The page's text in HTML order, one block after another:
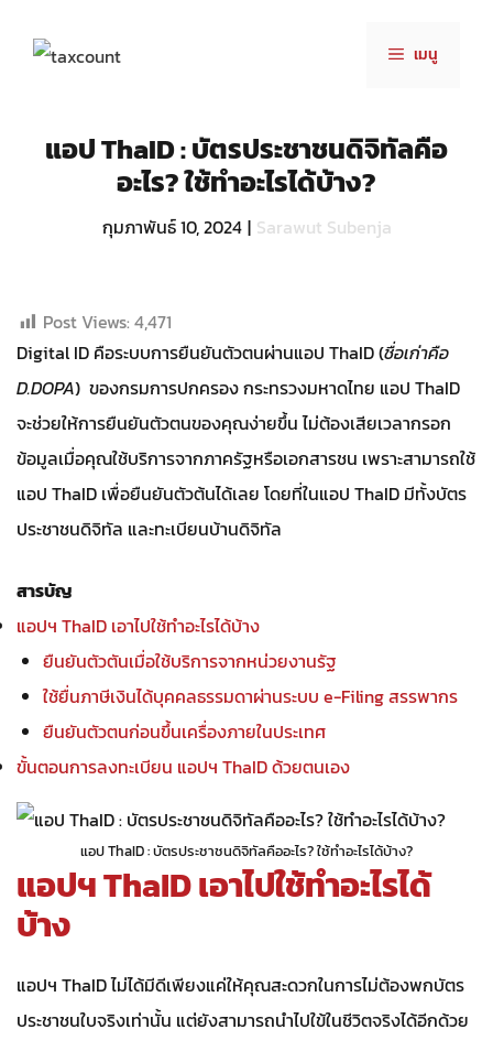
เมนู
แอป ThaID : บัตรประชาชนดิจิทัลคือ
อะไร? ใช้ทำอะไรได้บ้าง?
กุมภาพันธ์ 10, 2024 | Sarawut Subenja
Post Views: 4,471
Digital ID คือระบบการยืนยันตัวตนผ่านแอป ThaID (ชื่อเก่าคือ
D.DOPA) ของกรมการปกครอง กระทรวงมหาดไทย แอป ThaID
จะช่วยให้การยืนยันตัวตนของคุณง่ายขึ้น ไม่ต้องเสียเวลากรอก
ข้อมูลเมื่อคุณใช้บริการจากภาครัฐหรือเอกสารชน เพราะสามารถใช้
แอป ThaID เพื่อยืนยันตัวต้นได้เลย โดยที่ในแอป ThaID มีทั้งบัตร
ประชาชนดิจิทัล และทะเบียนบ้านดิจิทัล
สารบัญ
แอปฯ ThaID เอาไปใช้ทำอะไรได้บ้าง
ยืนยันตัวตันเมื่อใช้บริการจากหน่วยงานรัฐ
ใช้ยื่นภาษีเงินได้บุคคลธรรมดาผ่านระบบ e-Filing สรรพากร
ยืนยันตัวตนก่อนขึ้นเครื่องภายในประเทศ
ขั้นตอนการลงทะเบียน แอปฯ ThaID ด้วยตนเอง
แอป ThaID : บัตรประชาชนดิจิทัลคืออะไร? ใช้ทำอะไรได้บ้าง?
แอปฯ ThaID เอาไปใช้ทำอะไรได้
บ้าง
แอปฯ ThaID ไม่ได้มีดีเพียงแค่ให้คุณสะดวกในการไม่ต้องพกบัตร
ประชาชนใบจริงเท่านั้น แต่ยังสามารถนำไปใข้ในชีวิตจริงได้อีกด้วย